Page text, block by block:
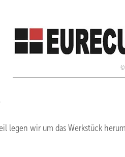
legen wir um das Werkstück